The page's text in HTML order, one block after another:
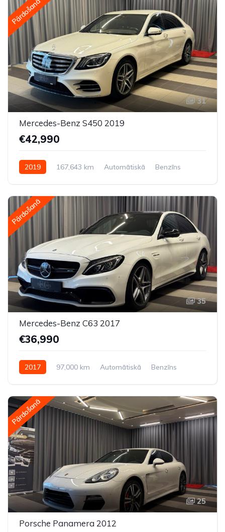
Pārdošanā
31
Mercedes-Benz S450 2019
€42,990
2019 167,643 km Automātiskā
Benzīns
Pārdošanā
35
Mercedes-Benz C63 2017
€36,990
2017 97,000 km Automātiskā
Benzīns
Pārdošanā
25
Porsche Panamera 2012